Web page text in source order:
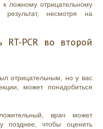
ложному отрицательному
результат, несмотря на
RT-PCR во второй
отрицательным, но у вас
может понадобиться
врач может
позднее, чтобы оценить